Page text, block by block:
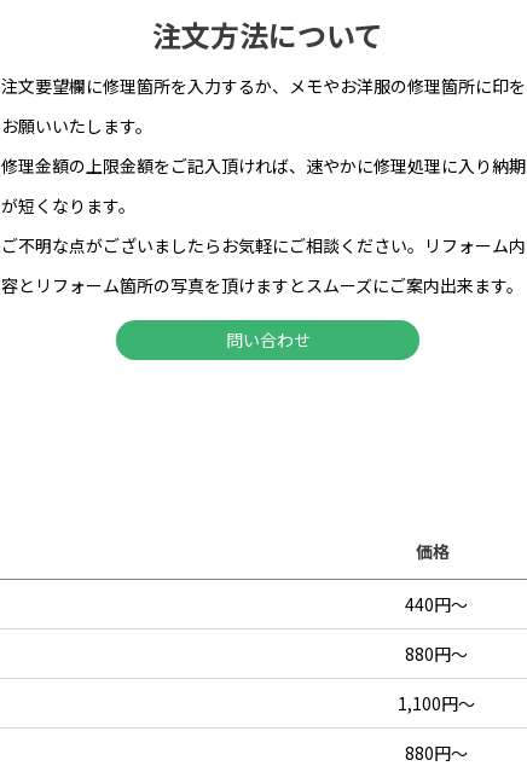
注文方法について
注文要望欄に修理箇所を入力するか、メモやお洋服の修理箇所に印を
お願いいたします。
修理金額の上限金額をご記入頂ければ、速やかに修理処理に入り納期
が短くなります。
ご不明な点がございましたらお気軽にご相談ください。リフォーム内
容とリフォーム箇所の写真を頂けますとスムーズにご案内出来ます。
問い合わせ
価格
440円～
880円～
1,100円～
880円～